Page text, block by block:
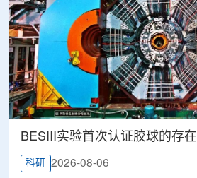
BESIII实验首次认证胶球的存在
科研 2026-08-06